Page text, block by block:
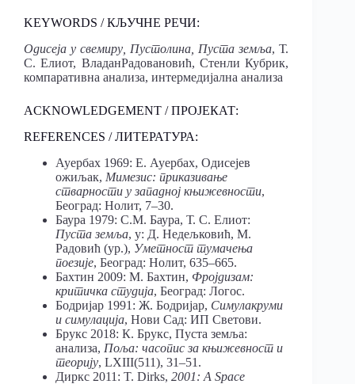
KEYWORDS / КЉУЧНЕ РЕЧИ:
Одисеја у свемиру, Пустолина, Пуста земља, Т.
С. Елиот, ВладанРадовановић, Стенли Кубрик,
компаративна анализа, интермедијална анализа
ACKNOWLEDGEMENT / ПРОЈЕКАТ:
REFERENCES / ЛИТЕРАТУРА:
Ауербах 1969: Е. Ауербах, Одисејев
ожиљак, Мимезис: приказивање
стварности у западној књижевности,
Београд: Нолит, 7–30.
Баура 1979: С.М. Баура, Т. С. Елиот:
Пуста земља, у: Д. Недељковић, М.
Радовић (ур.), Уметност тумачења
поезије, Београд: Нолит, 635–665.
Бахтин 2009: М. Бахтин, Фројдизам:
критичка студија, Београд: Логос.
Бодријар 1991: Ж. Бодријар, Симулакруми
и симулација, Нови Сад: ИП Светови.
Брукс 2018: К. Брукс, Пуста земља:
анализа, Поља: часопис за књижевност и
теорију, LXIII(511), 31–51.
Диркс 2011: T. Dirks, 2001: A Space